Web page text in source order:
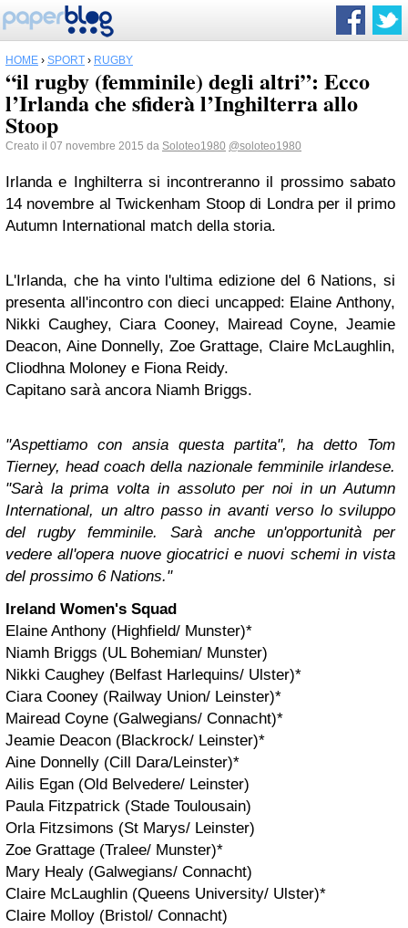
HOME › SPORT › RUGBY
“il rugby (femminile) degli altri”: Ecco
l’Irlanda che sfiderà l’Inghilterra allo
Stoop
Creato il 07 novembre 2015 da Soloteo1980 @soloteo1980
Irlanda e Inghilterra si incontreranno il prossimo sabato
14 novembre al Twickenham Stoop di Londra per il primo
Autumn International match della storia.
L'Irlanda, che ha vinto l'ultima edizione del 6 Nations, si
presenta all'incontro con dieci uncapped: Elaine Anthony,
Nikki Caughey, Ciara Cooney, Mairead Coyne, Jeamie
Deacon, Aine Donnelly, Zoe Grattage, Claire McLaughlin,
Cliodhna Moloney e Fiona Reidy.
Capitano sarà ancora Niamh Briggs.
"Aspettiamo con ansia questa partita", ha detto Tom
Tierney, head coach della nazionale femminile irlandese.
"Sarà la prima volta in assoluto per noi in un Autumn
International, un altro passo in avanti verso lo sviluppo
del rugby femminile. Sarà anche un'opportunità per
vedere all'opera nuove giocatrici e nuovi schemi in vista
del prossimo 6 Nations."
Ireland Women's Squad
Elaine Anthony (Highfield/ Munster)*
Niamh Briggs (UL Bohemian/ Munster)
Nikki Caughey (Belfast Harlequins/ Ulster)*
Ciara Cooney (Railway Union/ Leinster)*
Mairead Coyne (Galwegians/ Connacht)*
Jeamie Deacon (Blackrock/ Leinster)*
Aine Donnelly (Cill Dara/Leinster)*
Ailis Egan (Old Belvedere/ Leinster)
Paula Fitzpatrick (Stade Toulousain)
Orla Fitzsimons (St Marys/ Leinster)
Zoe Grattage (Tralee/ Munster)*
Mary Healy (Galwegians/ Connacht)
Claire McLaughlin (Queens University/ Ulster)*
Claire Molloy (Bristol/ Connacht)